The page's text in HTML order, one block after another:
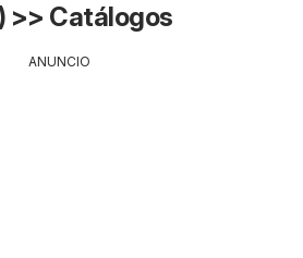
>> Catálogos
ANUNCIO